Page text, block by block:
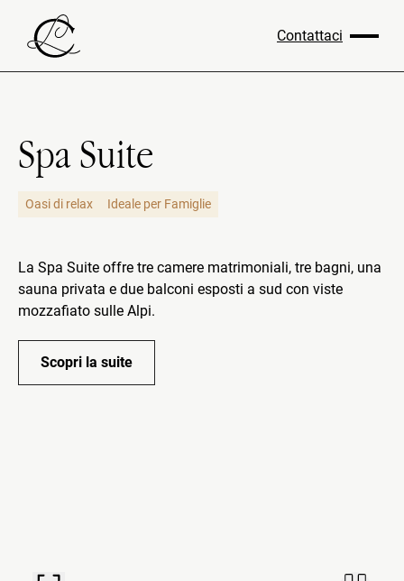
Contattaci
Spa Suite
Oasi di relax Ideale per Famiglie
La Spa Suite offre tre camere matrimoniali, tre bagni, una
sauna privata e due balconi esposti a sud con viste
mozzafiato sulle Alpi.
Scopri la suite